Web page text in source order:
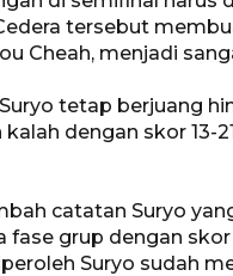
tersebut
Cheah, menjadi
tetap berjuang
dengan skor 13-
catatan Suryo
fase grup dengan skor
Suryo sudah